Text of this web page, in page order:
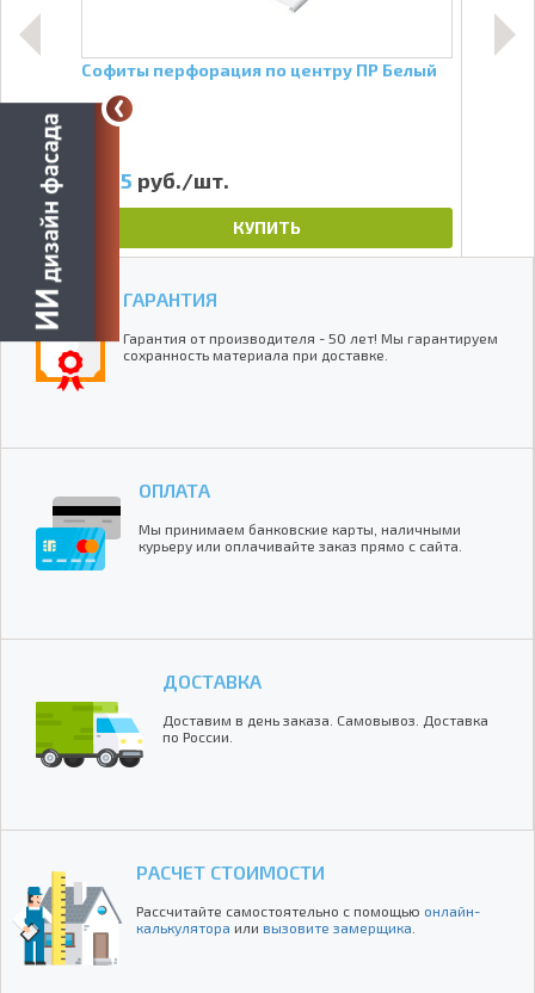
Софиты перфорация по центру ПР Белый
365 руб./шт.
КУПИТЬ
ГАРАНТИЯ
Гарантия от производителя - 50 лет! Мы гарантируем
сохранность материала при доставке.
ОПЛАТА
Мы принимаем банковские карты, наличными
курьеру или оплачивайте заказ прямо с сайта.
ДОСТАВКА
Доставим в день заказа. Самовывоз. Доставка
по России.
РАСЧЕТ СТОИМОСТИ
Рассчитайте самостоятельно с помощью онлайн-
калькулятора или вызовите замерщика